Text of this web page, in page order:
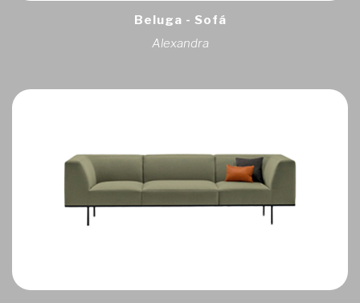
Beluga - Sofá
Alexandra